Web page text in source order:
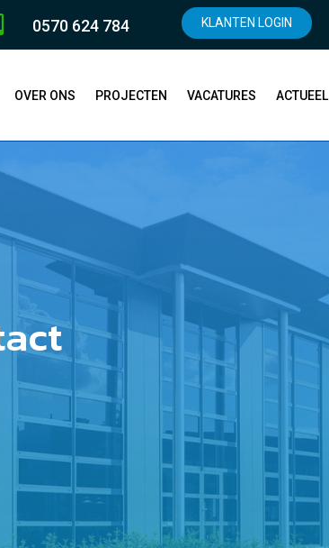
0570 624 784 KLANTEN LOGIN
OVER ONS PROJECTEN VACATURES ACTUEEL